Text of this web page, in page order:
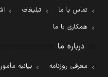
تماس با ما تبلیغات
همکاری با ما
درباره ما
معرفی روزنامه بیانیه